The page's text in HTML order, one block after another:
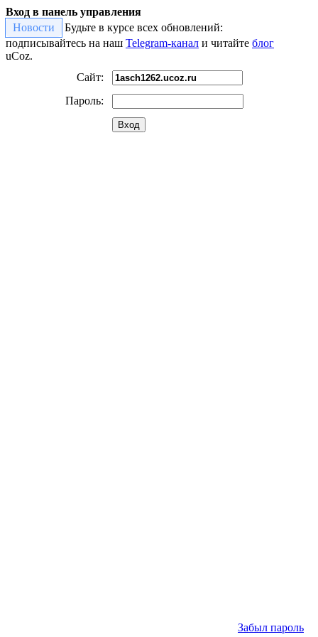
Вход в панель управления
Новости
Будьте в курсе всех обновлений:
подписывайтесь на наш Telegram-канал и читайте блог
uCoz.
Сайт:
Пароль:
Вход
Забыл пароль